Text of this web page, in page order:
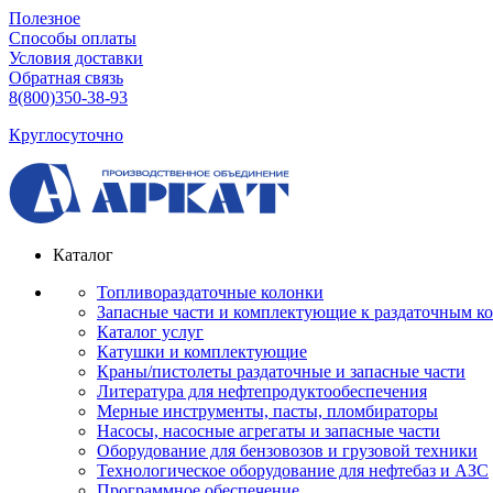
Полезное
Способы оплаты
Условия доставки
Обратная связь
8(800)350-38-93
Круглосуточно
Каталог
Топливораздаточные колонки
Запасные части и комплектующие к раздаточным
Каталог услуг
Катушки и комплектующие
Краны/пистолеты раздаточные и запасные части
Литература для нефтепродуктообеспечения
Мерные инструменты, пасты, пломбираторы
Насосы, насосные агрегаты и запасные части
Оборудование для бензовозов и грузовой техники
Технологическое оборудование для нефтебаз и АЗС